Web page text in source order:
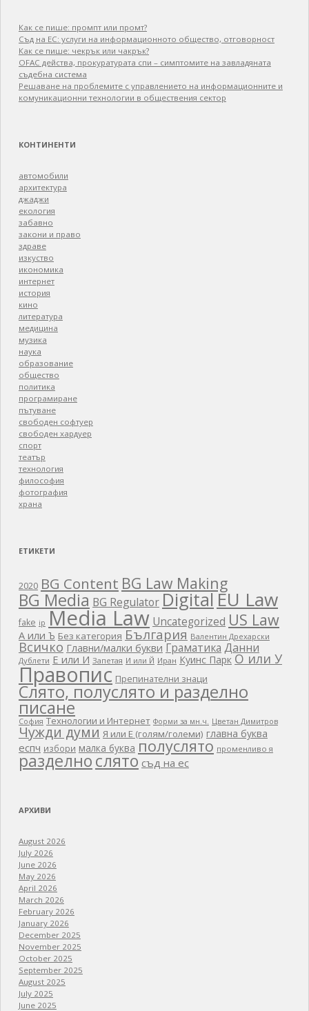
Как се пише: промпт или промт?
Съд на ЕС: услуги на информационното общество, отговорност
Как се пише: чекрък или чакрък?
OFAC действа, прокуратурата спи – симптомите на завладяната
съдебна система
Решаване на проблемите с управлението на информационните и
комуникационни технологии в обществения сектор
КОНТИНЕНТИ
автомобили
архитектура
джаджи
екология
забавно
закони и право
здраве
изкуство
икономика
интернет
история
кино
литература
медицина
музика
наука
образование
общество
политика
програмиране
пътуване
свободен софтуер
свободен хардуер
спорт
театър
технология
философия
фотография
храна
ЕТИКЕТИ
2020 BG Content BG Law Making
BG Media BG RegulatorDigitalEU Law
fake ip Media Law Uncategorized US Law
А или Ъ Без категория България Валентин Дрехарски
Всичко Главни/малки букви Граматика Данни
Дублети Е или И Запетая И или Й Иран Куинс Парк О или У
Правопис Препинателни знаци
Слято, полуслято и разделно
писане
София Технологии и Интернет Форми за мн.ч. Цветан Димитров
Чужди думи Я или Е (голям/големи) главна буква
еспч избори малка буква полуслято променливо я
разделнослято съд на ес
АРХИВИ
August 2026
July 2026
June 2026
May 2026
April 2026
March 2026
February 2026
January 2026
December 2025
November 2025
October 2025
September 2025
August 2025
July 2025
June 2025